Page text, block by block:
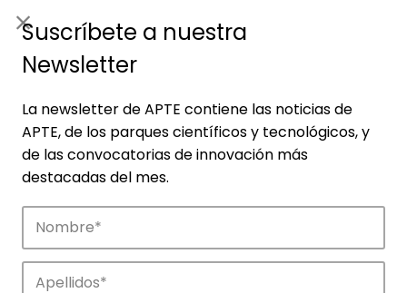
Suscríbete a nuestra
Newsletter
La newsletter de APTE contiene las noticias de
APTE, de los parques científicos y tecnológicos, y
de las convocatorias de innovación más
destacadas del mes.